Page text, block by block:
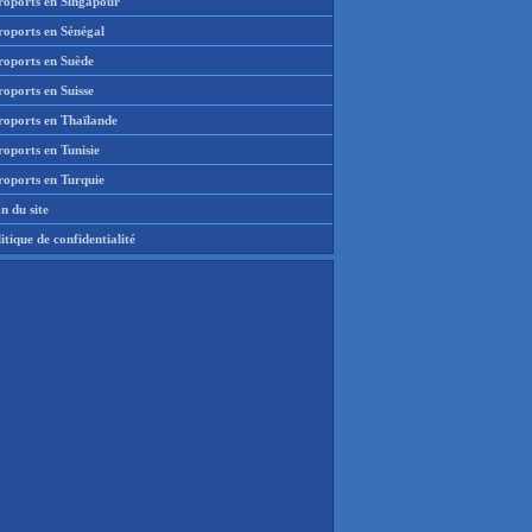
en Sénégal
en Suède
en Suisse
en Thaïlande
en Tunisie
en Turquie
du site
de confidentialité